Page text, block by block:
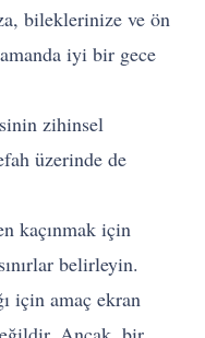
bileklerinize ve ön
iyi bir gece
zihinsel
üzerinde de
kaçınmak için
belirleyin.
için amaç ekran